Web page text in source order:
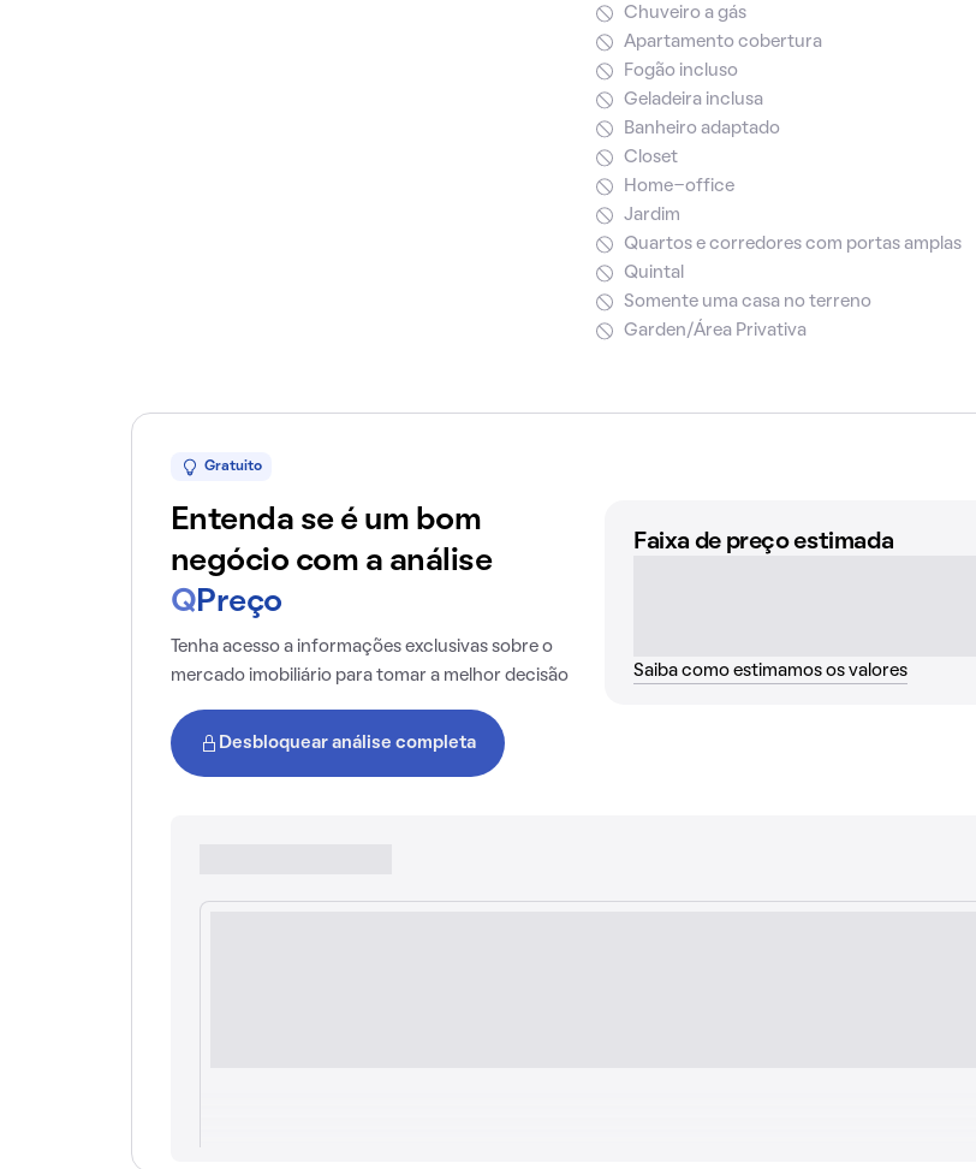
Chuveiro a gás
Apartamento cobertura
Fogão incluso
Geladeira inclusa
Banheiro adaptado
Closet
Home-office
Jardim
Quartos e corredores com portas amplas
Quintal
Somente uma casa no terreno
Garden/Área Privativa
Gratuito
Entenda se é um bom
negócio com a análise
Q Preço
Tenha acesso a informações exclusivas sobre o
mercado imobiliário para tomar a melhor decisão
Desbloquear análise completa
Faixa de preço estimada
Saiba como estimamos os valores